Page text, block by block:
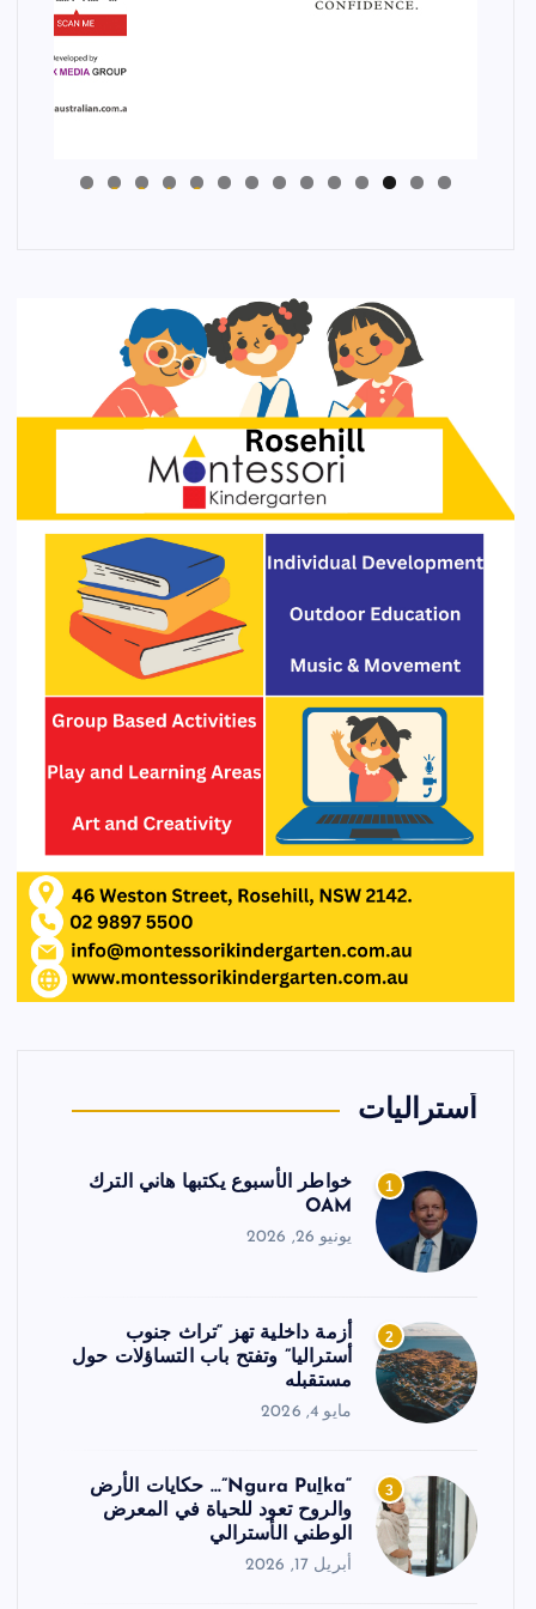
0
1
2
3
4
أستراليات
1
خواطر الأسبوع يكتبها هاني الترك
OAM
يونيو 26, 2026
2
أزمة داخلية تهز “تراث جنوب
أستراليا” وتفتح باب التساؤلات حول
مستقبله
مايو 4, 2026
3
“Ngura Puḻka”… حكايات الأرض
والروح تعود للحياة في المعرض
الوطني الأسترالي
أبريل 17, 2026